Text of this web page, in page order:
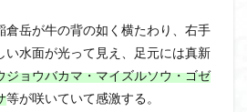
岳が牛の背の如く横たわり、右手
い水面が光って見え、足元には真新
ジョウバカマ・マイズルソウ・ゴゼ
等が咲いていて感激する。
南部 大草鞋
大楠山
大指山 大平山
大峰沼
三毳山山麓
中信州
五百羅漢
二等三角点